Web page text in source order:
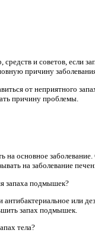
средств и советов,
причину
от неприятного
причину проблемы.
на основное
на заболевание
запаха подмышек?
или
запах подмышек.
тела?